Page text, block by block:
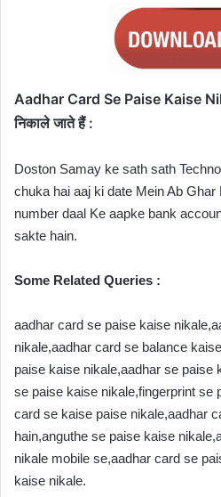
Aadhar Card Se Paise Kaise
निकाले जाते हैं :
Doston Samay ke sath sath
chuka hai aaj ki date Mein Ab Ghar
number daal Ke aapke bank
sakte hain.
Some Related Queries :
aadhar card se paise kaise
nikale,aadhar card se balance
paise kaise nikale,aadhar se paise
se paise kaise nikale,fingerprint se
card se kaise paise nikale,aadhar
hain,anguthe se paise kaise
nikale mobile se,aadhar card se
kaise nikale.